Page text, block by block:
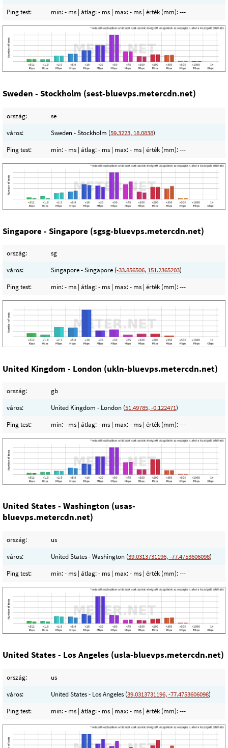
Ping test:
min:- ms | átlag:- ms | max:- ms | érték (mm):---
Sweden - Stockholm (sest-bluevps.metercdn.net)
ország:
se
város:
Sweden - Stockholm (59.3223, 18.0838)
Ping test:
min:- ms | átlag:- ms | max:- ms | érték (mm):---
Singapore - Singapore (sgsg-bluevps.metercdn.net)
ország:
sg
város:
Singapore - Singapore (-33.856506, 151.2365203)
Ping test:
min:- ms | átlag:- ms | max:- ms | érték (mm):---
United Kingdom - London (ukln-bluevps.metercdn.net)
ország:
gb
város:
United Kingdom - London (51.49785, -0.122471)
Ping test:
min:- ms | átlag:- ms | max:- ms | érték (mm):---
United States - Washington (usas-
bluevps.metercdn.net)
ország:
us
város:
United States - Washington (39.0313731196, -77.4753606098)
Ping test:
min:- ms | átlag:- ms | max:- ms | érték (mm):---
United States - Los Angeles (usla-bluevps.metercdn.net)
ország:
us
város:
United States - Los Angeles (39.0313731196, -77.4753606098)
Ping test:
min:- ms | átlag:- ms | max:- ms | érték (mm):---